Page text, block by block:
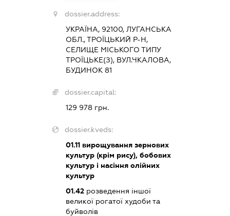
dossier.address:
УКРАЇНА, 92100, ЛУГАНСЬКА
ОБЛ., ТРОЇЦЬКИЙ Р-Н,
СЕЛИЩЕ МІСЬКОГО ТИПУ
ТРОЇЦЬКЕ(З), ВУЛ.ЧКАЛОВА,
БУДИНОК 81
dossier.capital:
129 978 грн.
dossier.kveds:
01.11вирощування зернових
культур (крім рису), бобових
культур і насіння олійних
культур
01.42розведення іншої
великої рогатої худоби та
буйволів